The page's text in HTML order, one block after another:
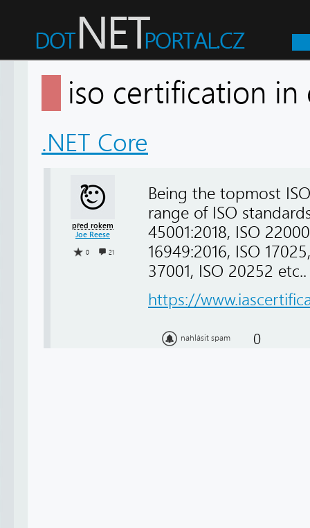
iso certification
.NET Core
před rokem
Joe Reese
0 21
Being the topmost
range of ISO
45001:2018, ISO
16949:2016, ISO
37001, ISO 20252 etc..
https://
nahlásit spam 0